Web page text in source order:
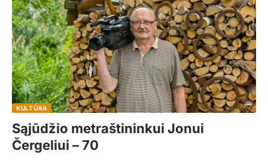
KULTŪRA
Sąjūdžio metraštininkui Jonui
Čergeliui – 70